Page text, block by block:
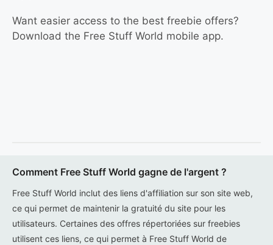
Want easier access to the best freebie offers?
Download the Free Stuff World mobile app.
Comment Free Stuff World gagne de l'argent ?
Free Stuff World inclut des liens d'affiliation sur son site web,
ce qui permet de maintenir la gratuité du site pour les
utilisateurs. Certaines des offres répertoriées sur freebies
utilisent ces liens, ce qui permet à Free Stuff World de